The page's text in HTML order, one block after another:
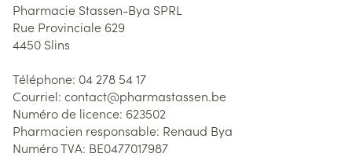
Pharmacie Stassen-Bya SPRL
Rue Provinciale 629
4450 Slins
Téléphone: 04 278 54 17
Courriel: contact@pharmastassen.be
Numéro de licence: 623502
Pharmacien responsable: Renaud Bya
Numéro TVA: BE0477017987